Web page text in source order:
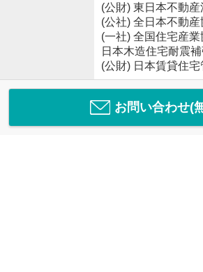
(公財) 東日本不動
(公社) 全日本不動産
(一社) 全国住宅産業
日本木造住宅耐震
(公財) 日本賃貸住宅
お問い合わせ(